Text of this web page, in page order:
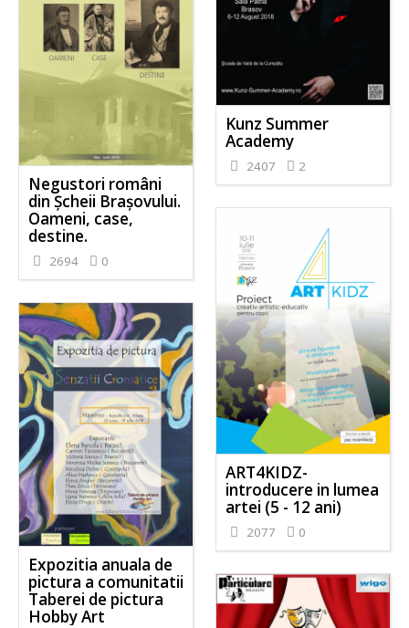
Negustori români
din Șcheii Brașovului.
Oameni, case,
destine.
2694 0
Kunz Summer
Academy
2407 2
ART4KIDZ-
introducere in lumea
artei (5 - 12 ani)
2077 0
Expozitia anuala de
pictura a comunitatii
Taberei de pictura
Hobby Art